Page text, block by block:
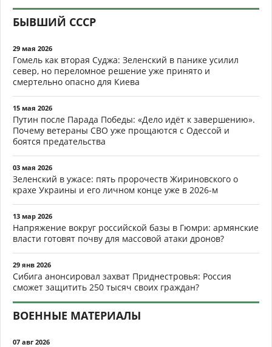
БЫВШИЙ СССР
29 мая 2026
Гомель как вторая Суджа: Зеленский в панике усилил
север, но переломное решение уже принято и
смертельно опасно для Киева
15 мая 2026
Путин после Парада Победы: «Дело идёт к завершению».
Почему ветераны СВО уже прощаются с Одессой и
боятся предательства
03 мая 2026
Зеленский в ужасе: пять пророчеств Жириновского о
крахе Украины и его личном конце уже в 2026-м
13 мар 2026
Напряжение вокруг российской базы в Гюмри: армянские
власти готовят почву для массовой атаки дронов?
29 янв 2026
Сибига анонсировал захват Приднестровья: Россия
сможет защитить 250 тысяч своих граждан?
ВОЕННЫЕ МАТЕРИАЛЫ
07 авг 2026